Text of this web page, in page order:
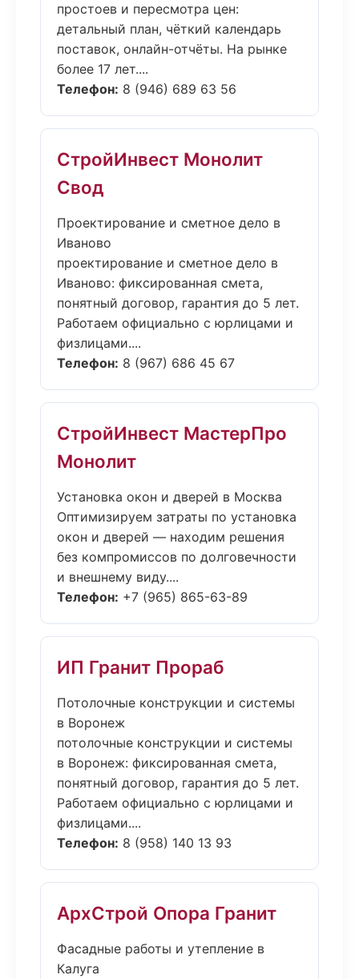
простоев и пересмотра цен:
детальный план, чёткий календарь
поставок, онлайн-отчёты. На рынке
более 17 лет....
Телефон: 8 (946) 689 63 56
СтройИнвест Монолит
Свод
Проектирование и сметное дело в
Иваново
проектирование и сметное дело в
Иваново: фиксированная смета,
понятный договор, гарантия до 5 лет.
Работаем официально с юрлицами и
физлицами....
Телефон: 8 (967) 686 45 67
СтройИнвест МастерПро
Монолит
Установка окон и дверей в Москва
Оптимизируем затраты по установка
окон и дверей — находим решения
без компромиссов по долговечности
и внешнему виду....
Телефон: +7 (965) 865-63-89
ИП Гранит Прораб
Потолочные конструкции и системы
в Воронеж
потолочные конструкции и системы
в Воронеж: фиксированная смета,
понятный договор, гарантия до 5 лет.
Работаем официально с юрлицами и
физлицами....
Телефон: 8 (958) 140 13 93
АрхСтрой Опора Гранит
Фасадные работы и утепление в
Калуга